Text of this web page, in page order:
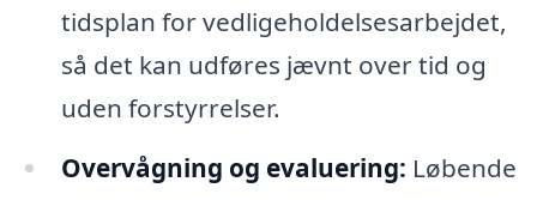
tidsplan for vedligeholdelsesarbejdet,
så det kan udføres jævnt over tid og
uden forstyrrelser.
Overvågning og evaluering: Løbende